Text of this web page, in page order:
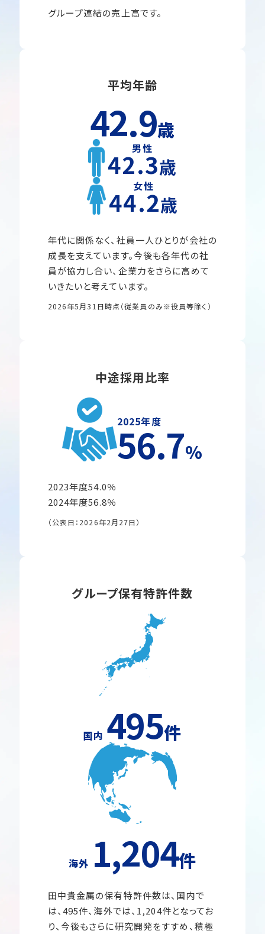
グループ連結の売上高です。
平均年齢
42.9歳
男性
42.3歳
女性
44.2歳
年代に関係なく、社員一人ひとりが会社の
成長を支えています。今後も各年代の社
員が協力し合い、企業力をさらに高めて
いきたいと考えています。
2026年5月31日時点（従業員のみ※役員等除く）
中途採用比率
2025年度
56.7％
2023年度54.0％
2024年度56.8％
（公表日：2026年2月27日）
グループ保有特許件数
国内 495件
海外 1,204件
田中貴金属の保有特許件数は、国内で
は、495件、海外では、1,204件となってお
り、今後もさらに研究開発をすすめ、積極